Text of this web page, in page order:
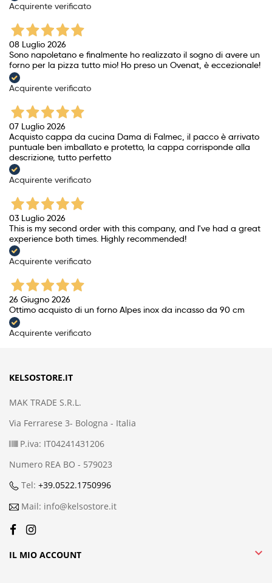
Acquirente verificato
08 Luglio 2026
Sono napoletano e finalmente ho realizzato il sogno di avere un
forno per la pizza tutto mio! Ho preso un Ovenat, è eccezionale!
Acquirente verificato
07 Luglio 2026
Acquisto cappa da cucina Dama di Falmec, il pacco è arrivato
puntuale ben imballato e protetto, la cappa corrisponde alla
descrizione, tutto perfetto
Acquirente verificato
03 Luglio 2026
This is my second order with this company, and I've had a great
experience both times. Highly recommended!
Acquirente verificato
26 Giugno 2026
Ottimo acquisto di un forno Alpes inox da incasso da 90 cm
Acquirente verificato
KELSOSTORE.IT
MAK TRADE S.R.L.
Via Ferrarese 3- Bologna - Italia
P.iva: IT04241431206
Numero REA BO - 579023
Tel: +39.0522.1750996
Mail: info@kelsostore.it
IL MIO ACCOUNT 